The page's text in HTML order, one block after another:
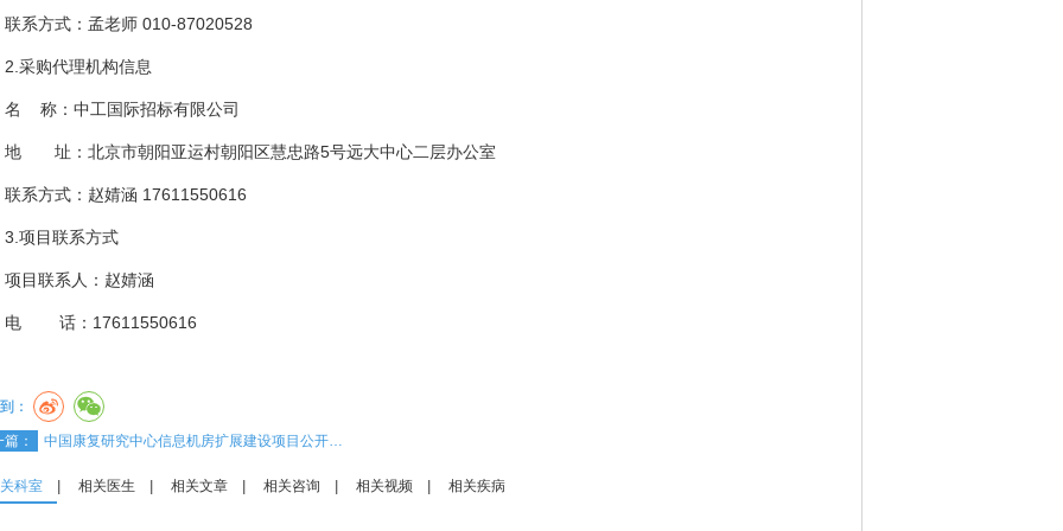
联系方式：孟老师 010-87020528
2.采购代理机构信息
名 称：中工国际招标有限公司
地 址：北京市朝阳亚运村朝阳区慧忠路5号远大中心二层办公室
联系方式：赵婧涵 17611550616
3.项目联系方式
项目联系人：赵婧涵
电 话：17611550616
：
： 中国康复研究中心信息机房扩展建设项目公开…
科室 相关医生 相关文章 相关咨询 相关视频 相关疾病